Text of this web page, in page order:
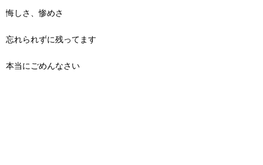
悔しさ、惨めさ
忘れられずに残ってます
本当にごめんなさい